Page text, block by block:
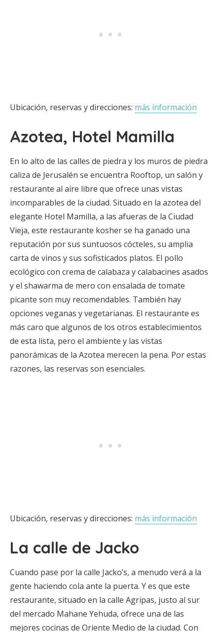
Ubicación, reservas y direcciones: más información
Azotea, Hotel Mamilla
En lo alto de las calles de piedra y los muros de piedra
caliza de Jerusalén se encuentra Rooftop, un salón y
restaurante al aire libre que ofrece unas vistas
incomparables de la ciudad. Situado en la azotea del
elegante Hotel Mamilla, a las afueras de la Ciudad
Vieja, este restaurante kosher se ha ganado una
reputación por sus suntuosos cócteles, su amplia
carta de vinos y sus sofisticados platos. El pollo
ecológico con crema de calabaza y calabacines asados
y el shawarma de mero con ensalada de tomate
picante son muy recomendables. También hay
opciones veganas y vegetarianas. El restaurante es
más caro que algunos de los otros establecimientos
de esta lista, pero el ambiente y las vistas
panorámicas de la Azotea merecen la pena. Por estas
razones, las reservas son esenciales.
Ubicación, reservas y direcciones: más información
La calle de Jacko
Cuando pase por la calle Jacko’s, a menudo verá a la
gente haciendo cola ante la puerta. Y es que este
restaurante, situado en la calle Agripas, justo al sur
del mercado Mahane Yehuda, ofrece una de las
mejores cocinas de Oriente Medio de la ciudad. Con